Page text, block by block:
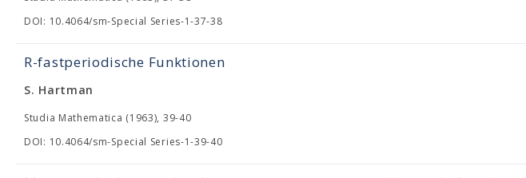
DOI: 10.4064/sm-Special Series-1-37-38
R-fastperiodische Funktionen
S. Hartman
Studia Mathematica (1963), 39-40
DOI: 10.4064/sm-Special Series-1-39-40